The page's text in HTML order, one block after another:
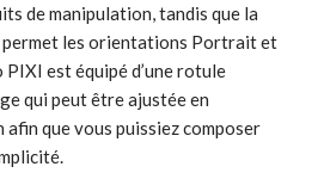
de manipulation, tandis que la
permet les orientations Portrait et
est équipé d’une rotule
qui peut être ajustée en
que vous puissiez composer